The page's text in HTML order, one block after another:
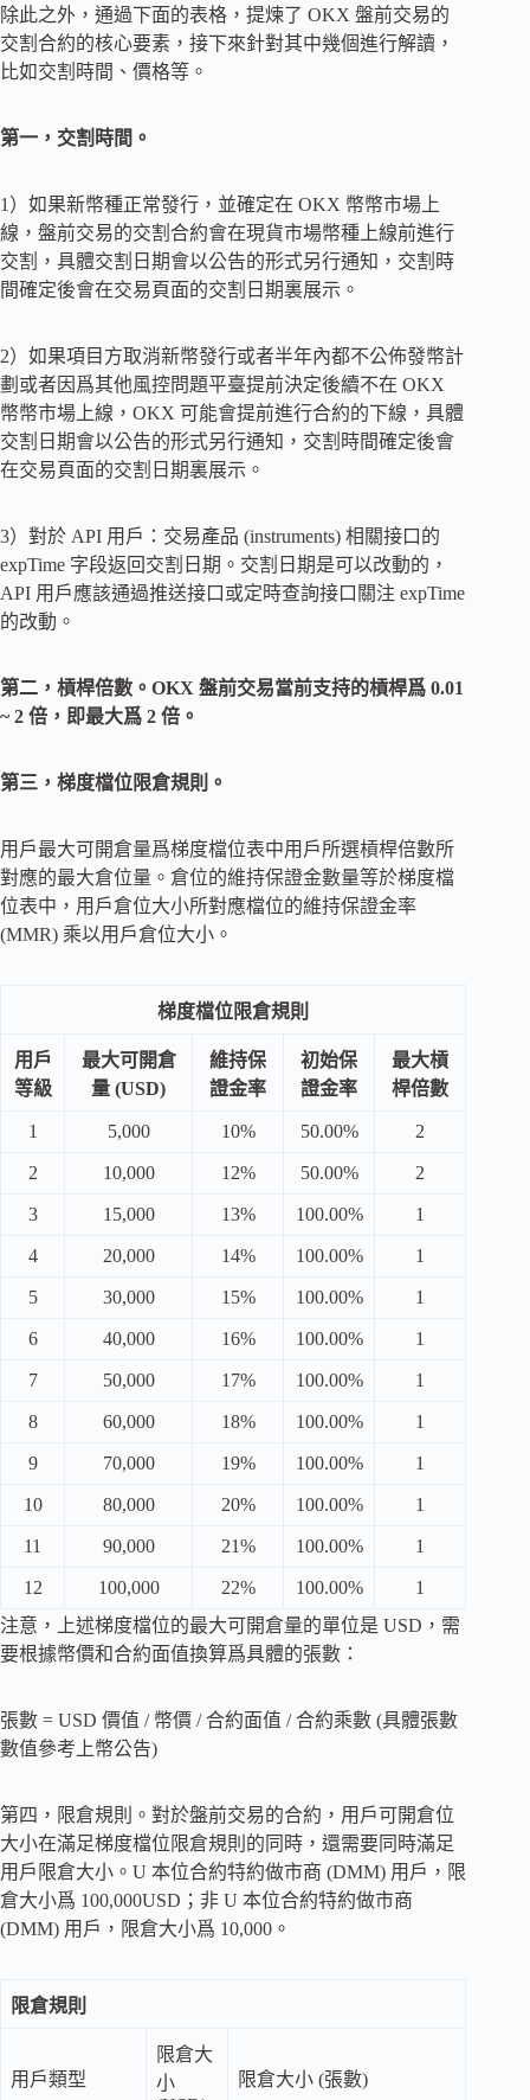
除此之外，通過下面的表格，提煉了 OKX 盤前交易的
交割合約的核心要素，接下來針對其中幾個進行解讀，
比如交割時間、價格等。
第一，交割時間。
1）如果新幣種正常發行，並確定在 OKX 幣幣市場上
線，盤前交易的交割合約會在現貨市場幣種上線前進行
交割，具體交割日期會以公告的形式另行通知，交割時
間確定後會在交易頁面的交割日期裏展示。
2）如果項目方取消新幣發行或者半年內都不公佈發幣計
劃或者因爲其他風控問題平臺提前決定後續不在 OKX
幣幣市場上線，OKX 可能會提前進行合約的下線，具體
交割日期會以公告的形式另行通知，交割時間確定後會
在交易頁面的交割日期裏展示。
3）對於 API 用戶：交易產品 (instruments) 相關接口的
expTime 字段返回交割日期。交割日期是可以改動的，
API 用戶應該通過推送接口或定時查詢接口關注 expTime
的改動。
第二，槓桿倍數。OKX 盤前交易當前支持的槓桿爲 0.01
~ 2 倍，即最大爲 2 倍。
第三，梯度檔位限倉規則。
用戶最大可開倉量爲梯度檔位表中用戶所選槓桿倍數所
對應的最大倉位量。倉位的維持保證金數量等於梯度檔
位表中，用戶倉位大小所對應檔位的維持保證金率
(MMR) 乘以用戶倉位大小。
梯度檔位限倉規則
用戶
等級
最大可開倉
量 (USD)
維持保
證金率
初始保
證金率
最大槓
桿倍數
1 5,000 10% 50.00% 2
2 10,000 12% 50.00% 2
3 15,000 13% 100.00% 1
4 20,000 14% 100.00% 1
5 30,000 15% 100.00% 1
6 40,000 16% 100.00% 1
7 50,000 17% 100.00% 1
8 60,000 18% 100.00% 1
9 70,000 19% 100.00% 1
10 80,000 20% 100.00% 1
11 90,000 21% 100.00% 1
12 100,000 22% 100.00%
1
注意，上述梯度檔位的最大可開倉量的單位是 USD，需
要根據幣價和合約面值換算爲具體的張數：
張數 = USD 價值 / 幣價 / 合約面值 / 合約乘數 (具體張數
數值參考上幣公告)
第四，限倉規則。對於盤前交易的合約，用戶可開倉位
大小在滿足梯度檔位限倉規則的同時，還需要同時滿足
用戶限倉大小。U 本位合約特約做市商 (DMM) 用戶，限
倉大小爲 100,000USD；非 U 本位合約特約做市商
(DMM) 用戶，限倉大小爲 10,000。
限倉規則
用戶類型
限倉大
小
限倉大小 (張數)